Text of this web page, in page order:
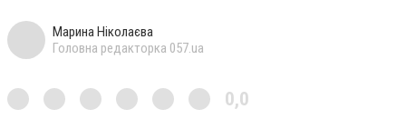
Марина Ніколаєва
Головна редакторка 057.ua
0,0